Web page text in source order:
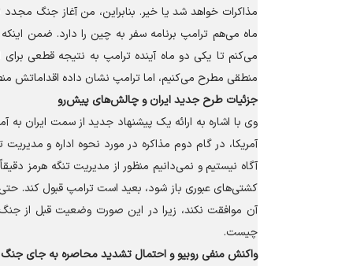
مذاکرات خواهد شد یا خیر. بنابراین، من آغاز جنگ مجدد
ماه می‌هم ترامپ برنامه سفر به چین را دارد. ضمن
می‌کنم تا یکی دو ماه آینده ترامپ به نتیجه قطعی
منطقی مطرح می‌کنیم، اما ترامپ نشان داده
جزئیات طرح جدید ایران و چالش‌های پیش‌رو
وی با اشاره به ارائه یک پیشنهاد جدید از سمت ایران
آمریکا، در گام دوم مذاکره در مورد نحوه اداره و
آگاه نیستیم و نمی‌دانیم منظور از مدیریت تنگه هرمز
کشتی‌های عبوری باز شود، بعید است ترامپ قبول کند. حتی
چیست.
واکنش منفی روبیو و احتمال تشدید محاصره به جای جنگ